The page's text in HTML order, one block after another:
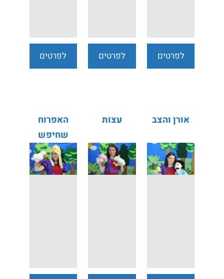
לפרטים
לפרטים
לפרטים
אורן והצב עצות
האפרוח
שחיפש
אמא